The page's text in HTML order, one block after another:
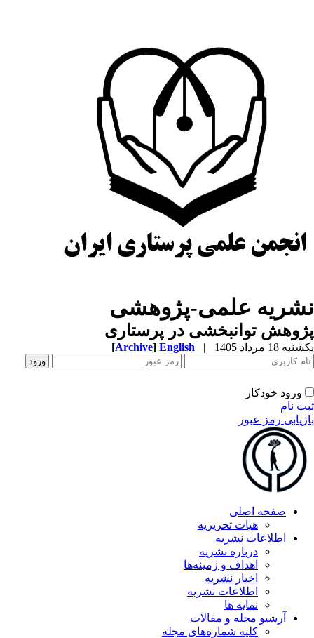
علمی-پژوهشی
توانبخشی در پرستاری
18 مرداد 1405 |
English
[Archive]
ورود خودکار
نام
رمز عبور
صفحه اصلی
هیات تحریریه
اطلاعات نشریه
درباره نشریه
اهداف و زمینه‌ها
اخبار نشریه
اطلاعات نشریه
نمایه ها
آرشیو مجله و مقالات
کلیه شماره‌های مجله